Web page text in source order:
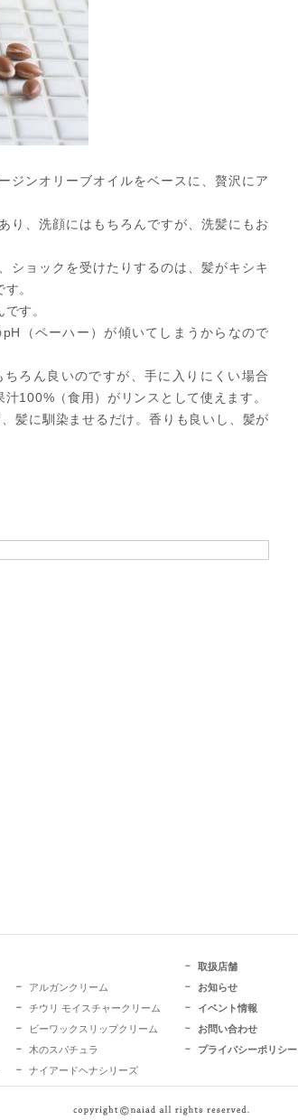
ジンオリーブオイルをベースに、贅沢にア
り、洗顔にはもちろんですが、洗髪にもお
ショックを受けたりするのは、髪がキシキ
。
す。
（ペーハー）が傾いてしまうからなので
ろん良いのですが、手に入りにくい場合
100%（食用）がリンスとして使えます。
髪に馴染ませるだけ。香りも良いし、髪が
アルガンクリーム
チウリ モイスチャークリーム
ビーワックスリップクリーム
木のスパチュラ
ナイアードヘナシリーズ
取扱店舗
お知らせ
イベント情報
お問い合わせ
プライバシーポリシー